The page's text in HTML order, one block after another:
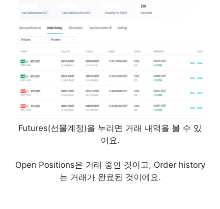
Futures(선물계정)을 누리면 거래 내역을 볼 수 있
어요.
Open Positions은 거래 중인 것이고, Order history
는 거래가 완료된 것이에요.